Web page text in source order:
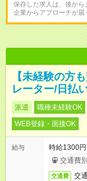
保存した求人は、後から
企業からアプローチが届
【未経験の方
レーター/日払
派遣 職種未経験OK
WEB登録・面接OK
給与
時給1300円
交通費
交通費 交